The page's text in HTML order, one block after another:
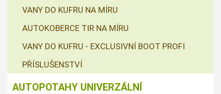
VANY DO KUFRU NA MÍRU
AUTOKOBERCE TIR NA MÍRU
VANY DO KUFRU - EXCLUSIVNÍ BOOT PROFI
PŘÍSLUŠENSTVÍ
AUTOPOTAHY UNIVERZÁLNÍ